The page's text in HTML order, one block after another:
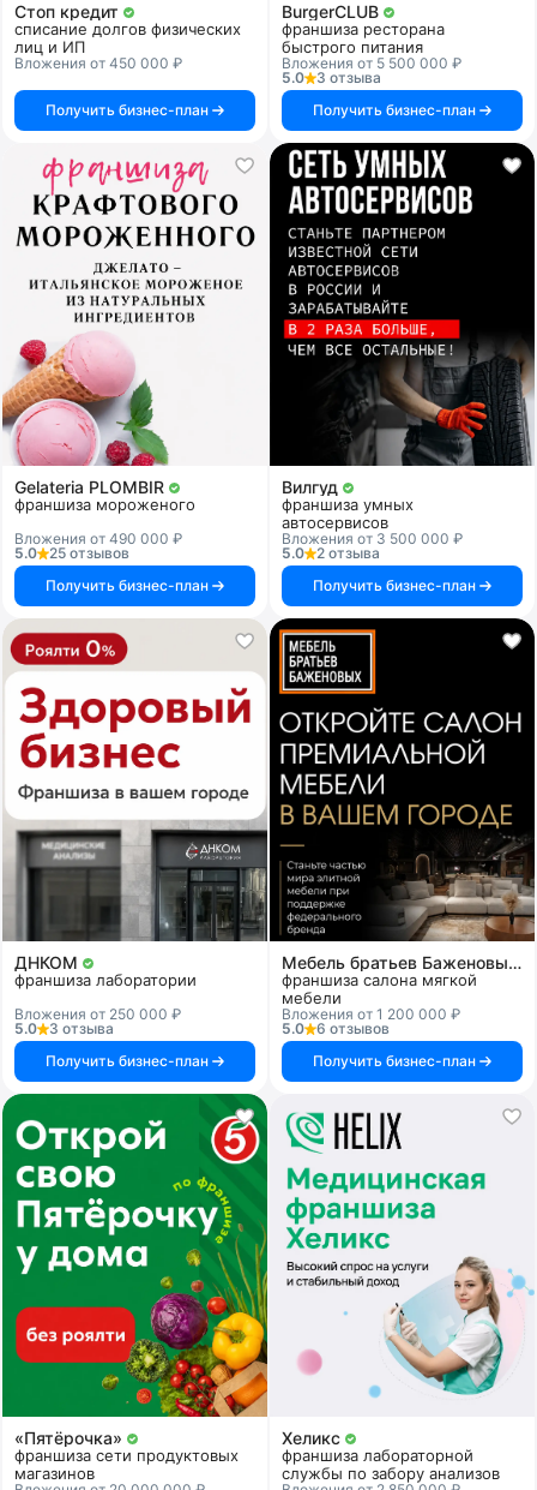
Стоп кредит
списание долгов физических
лиц и ИП
Вложения от 450 000 ₽
Получить бизнес-план
BurgerCLUB
франшиза ресторана
быстрого питания
Вложения от 5 500 000 ₽
5.0
3 отзыва
Получить бизнес-план
Gelateria PLOMBIR
франшиза мороженого
Вложения от 490 000 ₽
5.0
25 отзывов
Получить бизнес-план
Вилгуд
франшиза умных
автосервисов
Вложения от 3 500 000 ₽
5.0
2 отзыва
Получить бизнес-план
ДНКОМ
франшиза лаборатории
Вложения от 250 000 ₽
5.0
3 отзыва
Получить бизнес-план
Мебель братьев Баженовых
франшиза салона мягкой
мебели
Вложения от 1 200 000 ₽
5.0
6 отзывов
Получить бизнес-план
«Пятёрочка»
франшиза сети продуктовых
магазинов
Хеликс
франшиза лабораторной
службы по забору анализов